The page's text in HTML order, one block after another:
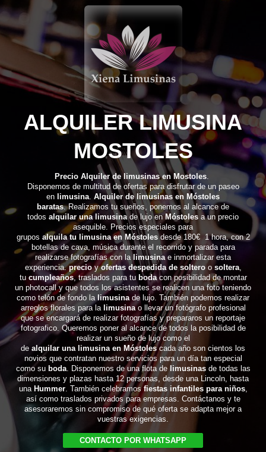
ALQUILER LIMUSINA
MOSTOLES
Precio Alquiler de limusinas en Mostoles.
Disponemos de multitud de ofertas para disfrutar de un paseo
en limusina. Alquiler de limusinas en Móstoles
baratas. Realizamos tu sueños, ponemos al alcance de
todos alquilar una limusina de lujo enMóstoles a un precio
asequible. Precios especiales para
grupos alquila tu limusina en Móstolesdesde 180€ 1 hora, con 2
botellas de cava, música durante el recorrido y parada para
realizarse fotografías con lalimusina e inmortalizar esta
experiencia.precioyofertas despedida de solteroo soltera,
tucumpleaños, traslados para tu bodacon posibilidad de montar
un photocall y que todos los asistentes se realicen una foto teniendo
como telón de fondo lalimusinade lujo. También podemos realizar
arreglos florales para la limusinao llevar un fotógrafo profesional
que se encargará de realizar fotografías y prepararos un reportaje
fotografico. Queremos poner al alcance de todos la posibilidad de
realizar un sueño de lujo como el
de alquilar una limusina en Móstolescada año son cientos los
novios que contratan nuestro servicios para un día tan especial
como su boda. Disponemos de una flota de limusinas de todas las
dimensiones y plazas hasta 12 personas, desde una Lincoln, hasta
una Hummer. También celebramosfiestas infantiles para niños,
así como traslados privados para empresas. Contáctanos y te
asesoraremos sin compromiso de qué oferta se adapta mejor a
vuestras exigencias.
CONTACTO POR WHATSAPP